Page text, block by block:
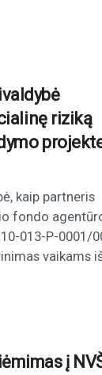
riziką
kaip partneris
fondo
013-P-0001/
vaikams
į